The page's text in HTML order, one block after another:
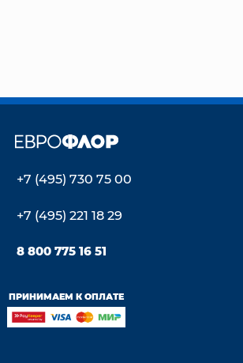
+7 (495) 730 75 00
+7 (495) 221 18 29
8 800 775 16 51
ПРИНИМАЕМ К ОПЛАТЕ